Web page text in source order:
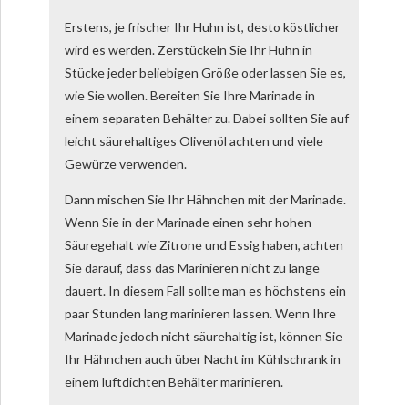
Erstens, je frischer Ihr Huhn ist, desto köstlicher
wird es werden. Zerstückeln Sie Ihr Huhn in
Stücke jeder beliebigen Größe oder lassen Sie es,
wie Sie wollen. Bereiten Sie Ihre Marinade in
einem separaten Behälter zu. Dabei sollten Sie auf
leicht säurehaltiges Olivenöl achten und viele
Gewürze verwenden.
Dann mischen Sie Ihr Hähnchen mit der Marinade.
Wenn Sie in der Marinade einen sehr hohen
Säuregehalt wie Zitrone und Essig haben, achten
Sie darauf, dass das Marinieren nicht zu lange
dauert. In diesem Fall sollte man es höchstens ein
paar Stunden lang marinieren lassen. Wenn Ihre
Marinade jedoch nicht säurehaltig ist, können Sie
Ihr Hähnchen auch über Nacht im Kühlschrank in
einem luftdichten Behälter marinieren.